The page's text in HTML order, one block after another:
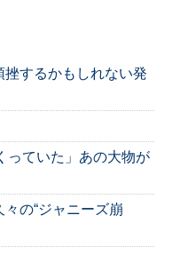
するかもしれない発
っていた」あの大物が
の“ジャニーズ崩